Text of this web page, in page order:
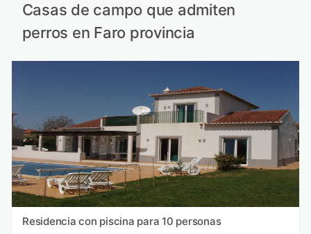
Casas de campo que admiten
perros en Faro provincia
Residencia con piscina para 10 personas